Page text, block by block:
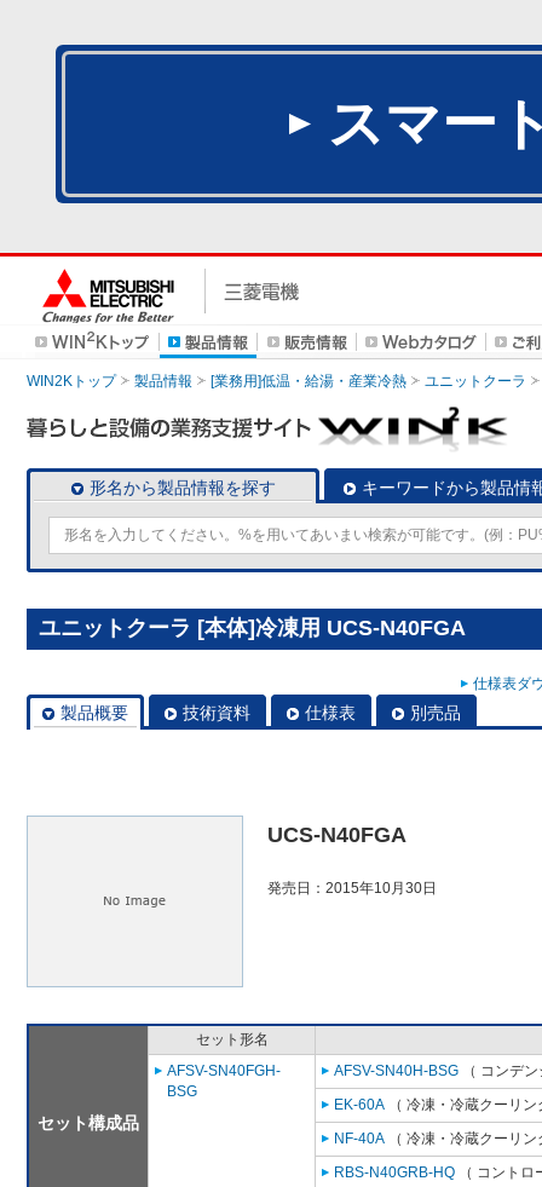
スマー
WIN2Kトップ 製品情報 [業務用]低温・給湯・産業冷熱 ユニットクーラ
形名から製品情報を探す キーワードから製品情
ユニットクーラ [本体]冷凍用 UCS-N40FGA
仕様表ダ
製品概要 技術資料 仕様表 別売品
UCS-N40FGA
発売日：2015年10月30日
セット構成品
セット形名
AFSV-SN40FGH-
BSG
AFSV-SN40H-BSG （ コンデ
EK-60A （ 冷凍・冷蔵クーリ
NF-40A （ 冷凍・冷蔵クーリ
RBS-N40GRB-HQ （ コント